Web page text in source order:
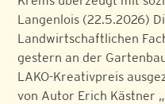
Langenlois (22.5.2026)
Landwirtschaftlichen
gestern an der
LAKO-Kreativpreis
von Autor Erich Kästner